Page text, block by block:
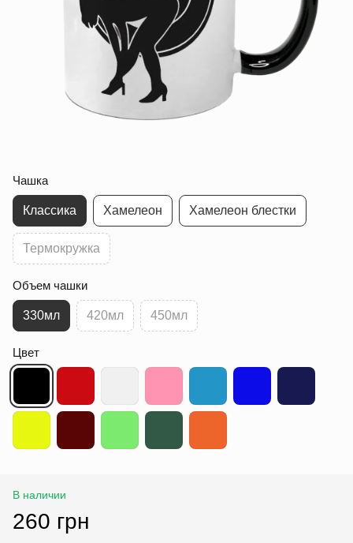
Чашка
Классика Хамелеон Хамелеон блестки
Термокружка
Объем чашки
330мл 420мл 450мл
Цвет
В наличии
260 грн